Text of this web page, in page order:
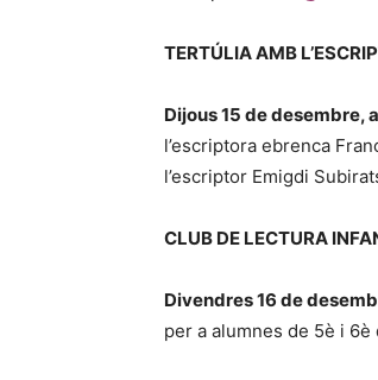
TERTÚLIA AMB
Dijous 15 de desembre,
l’escriptora ebrenca
l’escriptor Emigdi
CLUB DE LECTURA
Divendres 16 de
per a alumnes de 5è i 6è